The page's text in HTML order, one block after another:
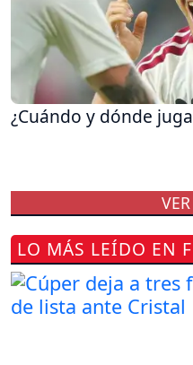
¿Cuándo y dónde
LO MÁS LEÍDO EN